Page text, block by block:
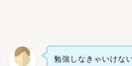
勉強しなきゃいけな